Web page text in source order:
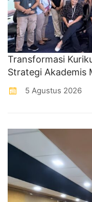
Transformasi
Strategi Akademis
5 Agustus 2026